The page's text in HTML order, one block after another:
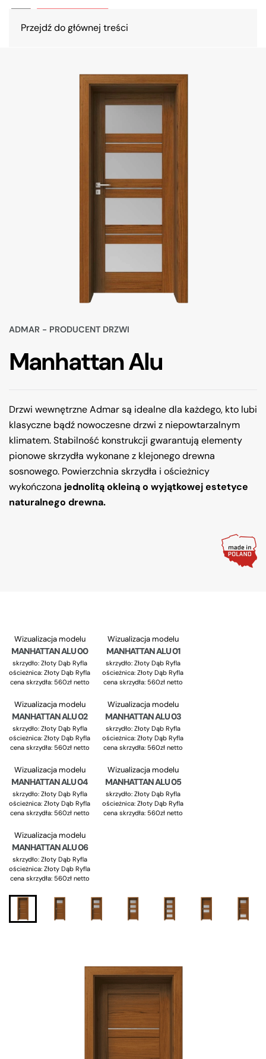
Przejdź do głównej treści
ADMAR - PRODUCENT DRZWI
Manhattan Alu
Drzwi wewnętrzne Admar są idealne dla każdego, kto lubi
klasyczne bądź nowoczesne drzwi z niepowtarzalnym
klimatem. Stabilność konstrukcji gwarantują elementy
pionowe skrzydła wykonane z klejonego drewna
sosnowego. Powierzchnia skrzydła i ościeżnicy
wykończona jednolitą okleiną o wyjątkowej estetyce
naturalnego drewna.
Wizualizacja modelu
MANHATTAN ALU 00
skrzydło: Złoty Dąb Ryfla
ościeżnica: Złoty Dąb Ryfla
cena skrzydła: 560zł netto
Wizualizacja modelu
MANHATTAN ALU 01
skrzydło: Złoty Dąb Ryfla
ościeżnica: Złoty Dąb Ryfla
cena skrzydła: 560zł netto
Wizualizacja modelu
MANHATTAN ALU 02
skrzydło: Złoty Dąb Ryfla
ościeżnica: Złoty Dąb Ryfla
cena skrzydła: 560zł netto
Wizualizacja modelu
MANHATTAN ALU 03
skrzydło: Złoty Dąb Ryfla
ościeżnica: Złoty Dąb Ryfla
cena skrzydła: 560zł netto
Wizualizacja modelu
MANHATTAN ALU 04
skrzydło: Złoty Dąb Ryfla
ościeżnica: Złoty Dąb Ryfla
cena skrzydła: 560zł netto
Wizualizacja modelu
MANHATTAN ALU 05
skrzydło: Złoty Dąb Ryfla
ościeżnica: Złoty Dąb Ryfla
cena skrzydła: 560zł netto
Wizualizacja modelu
MANHATTAN ALU 06
skrzydło: Złoty Dąb Ryfla
ościeżnica: Złoty Dąb Ryfla
cena skrzydła: 560zł netto